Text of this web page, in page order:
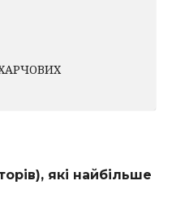
які найбільше